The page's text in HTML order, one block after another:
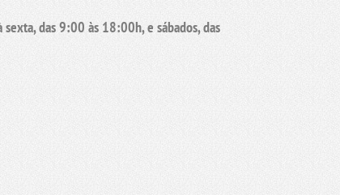
das 9:00 às 18:00h, e sábados, das